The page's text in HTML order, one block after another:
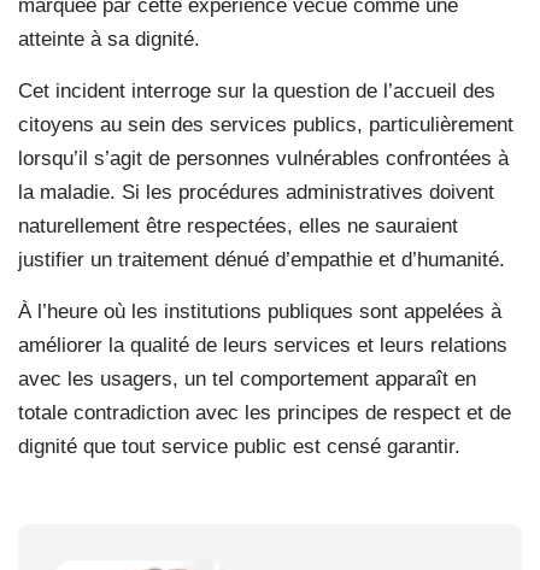
marquée par cette expérience vécue comme une
atteinte à sa dignité.
Cet incident interroge sur la question de l’accueil des
citoyens au sein des services publics, particulièrement
lorsqu’il s’agit de personnes vulnérables confrontées à
la maladie. Si les procédures administratives doivent
naturellement être respectées, elles ne sauraient
justifier un traitement dénué d’empathie et d’humanité.
À l’heure où les institutions publiques sont appelées à
améliorer la qualité de leurs services et leurs relations
avec les usagers, un tel comportement apparaît en
totale contradiction avec les principes de respect et de
dignité que tout service public est censé garantir.